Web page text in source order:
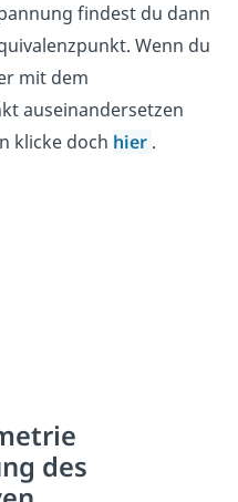
findest du dann
Wenn du
mit dem
auseinandersetzen
klicke doch hier .
des